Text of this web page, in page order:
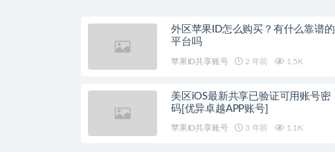
外区苹果ID怎么购买？有什么靠谱的
平台吗
苹果ID共享账号 2 年前 1.5K
美区iOS最新共享已验证可用账号密
码[优异卓越APP账号]
苹果ID共享账号 3 年前 1.1K